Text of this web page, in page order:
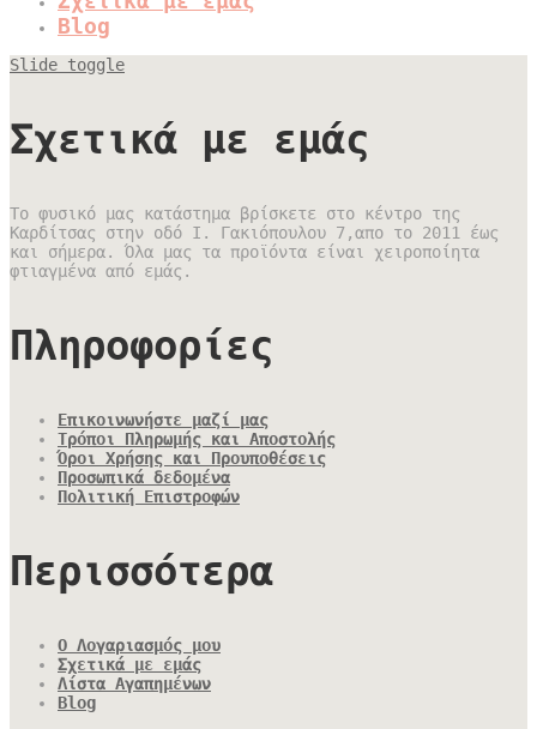
Blog
Slide toggle
Σχετικά με εμάς
Το φυσικό μας κατάστημα βρίσκετε στο κέντρο της
Καρδίτσας στην οδό Ι. Γακιόπουλου 7,απο το 2011 έως
και σήμερα. Όλα μας τα προϊόντα είναι χειροποίητα
φτιαγμένα από εμάς.
Πληροφορίες
Επικοινωνήστε μαζί μας
Τρόποι Πληρωμής και Αποστολής
Όροι Χρήσης και Προυποθέσεις
Προσωπικά δεδομένα
Πολιτική Επιστροφών
Περισσότερα
Ο Λογαριασμός μου
Σχετικά με εμάς
Λίστα Αγαπημένων
Blog